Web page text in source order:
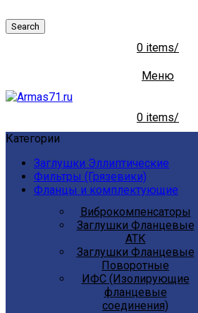
Search
0 items/
Меню
0 items/
Категории
Заглушки Эллиптические
Фильтры (Грязевики)
Фланцы и комплектующие
Виброкомпенсаторы
Заглушки Фланцевые
АТК
Заглушки Фланцевые
Поворотные
ИФС (Изолирующие
фланцевые
соединения)